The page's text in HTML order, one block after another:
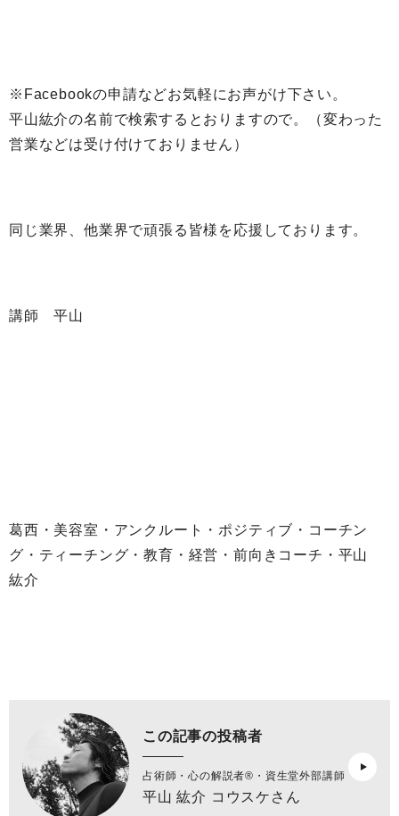
※Facebookの申請などお気軽にお声がけ下さい。
平山紘介の名前で検索するとおりますので。（変わった
営業などは受け付けておりません）
同じ業界、他業界で頑張る皆様を応援しております。
講師 平山
葛西・美容室・アンクルート・ポジティブ・コーチン
グ・ティーチング・教育・経営・前向きコーチ・平山
紘介
この記事の投稿者
占術師・心の解説者®︎・資生堂外部講師
平山 紘介 コウスケさん